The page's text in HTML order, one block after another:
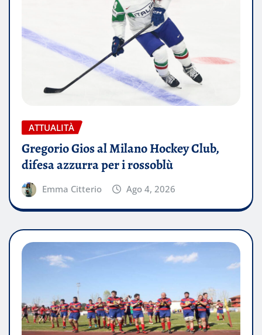
ATTUALITÀ
Gregorio Gios al Milano Hockey Club,
difesa azzurra per i rossoblù
Emma Citterio Ago 4, 2026